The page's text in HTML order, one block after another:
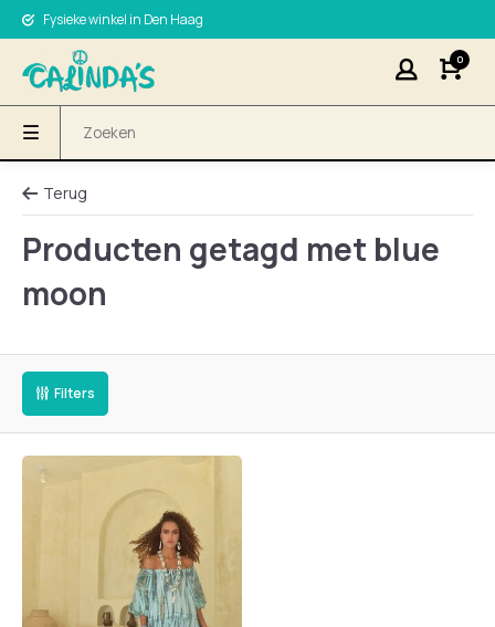
Fysieke winkel in Den Haag
0
Terug
Producten getagd met blue
moon
Filters